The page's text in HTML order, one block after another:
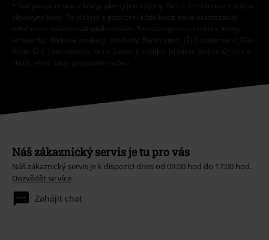
*Platí pouze online a kód je platný jen 4 týdny. Nelze kombinovat s jinými
slevovými kódy. Po vložení a potvrzení kódu bude sleva automaticky
odečtena z vašeho nákupního košíku. Nevztahuje se na média, knihy,
vstupenky, dárkové poukazy, produkty: Rammstein, (Till) Lindemann, Die
Ärzte, Die Toten Hosen, Feine Sahne Fischfilet, Broilers, Böhse Onkelz a
zboží, jehož koupí podpoříte nadaci.
Náš zákaznický servis je tu pro vás
Náš zákaznický servis je k dispozici dnes od 09:00 hod do 17:00 hod.
Dozvědět se více
Zahájit chat